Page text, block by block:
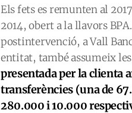
Els fets es remunten al
2014, obert a la llavors
postintervenció, a Vall
entitat, també assumeix les
presentada per la clienta
transferències (una de
280.000 i 10.000